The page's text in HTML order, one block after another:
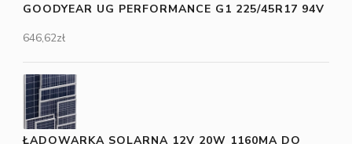
GOODYEAR UG PERFORMANCE G1 225/45R17 94V
646,62zł
ŁADOWARKA SOLARNA 12V 20W 1160MA DO